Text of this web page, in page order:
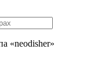
«neodisher»